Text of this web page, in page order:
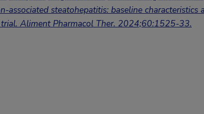
associated steatohepatitis: baseline characteristics
Aliment Pharmacol Ther. 2024;60:1525-33.